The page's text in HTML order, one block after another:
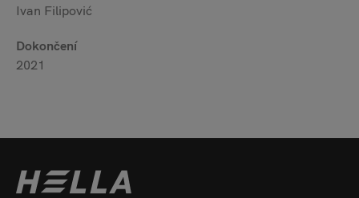
Ivan Filipović
Dokončení
2021